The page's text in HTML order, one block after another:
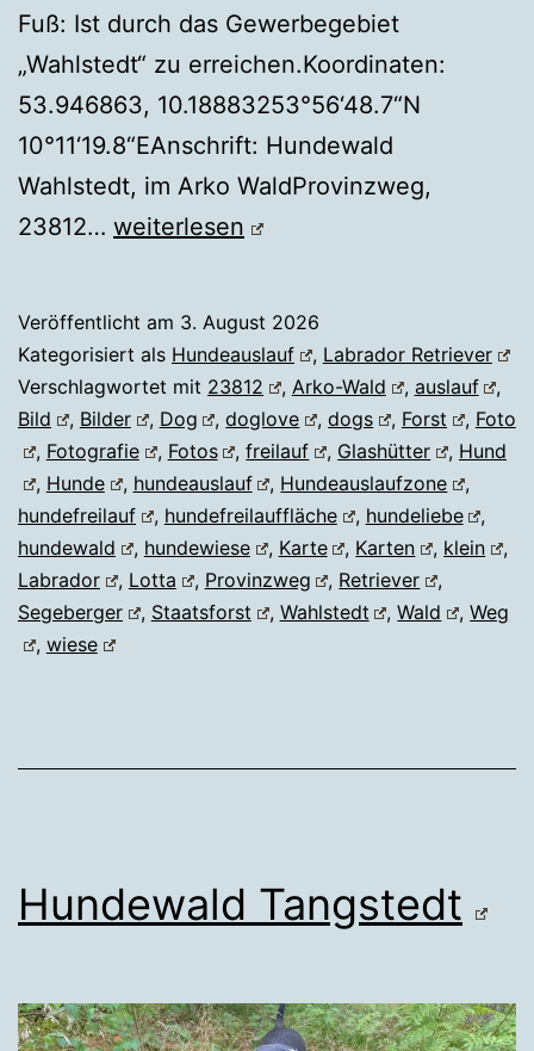
Fuß: Ist durch das Gewerbegebiet
„Wahlstedt“ zu erreichen.Koordinaten:
53.946863, 10.18883253°56‘48.7“N
10°11‘19.8“EAnschrift: Hundewald
Wahlstedt, im Arko WaldProvinzweg,
23812… Hundewald
weiterlesen
Veröffentlicht am 3. August 2026
Kategorisiert als Hundeauslauf , Labrador Retriever
Verschlagwortet mit 23812 , Arko-Wald , auslauf
,
Bild
, Bilder , Dog ,doglove ,dogs , Forst , Foto
, Fotografie , Fotos ,freilauf , Glashütter , Hund
, Hunde , hundeauslauf , Hundeauslaufzone
,
hundefreilauf
, hundefreilauffläche , hundeliebe
,
hundewald
, hundewiese , Karte , Karten , klein
,
Labrador
, Lotta , Provinzweg , Retriever
,
Segeberger
, Staatsforst , Wahlstedt ,Wald ,Weg
, wiese
Hundewald Tangstedt